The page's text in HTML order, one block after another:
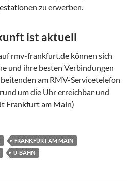
zu erwerben.
ist aktuell
rmv-frankfurt.de können sich
und ihre besten Verbindungen
am RMV-Servicetelefon
um die Uhr erreichbar und
Frankfurt am Main)
FRANKFURT AM MAIN
U-BAHN